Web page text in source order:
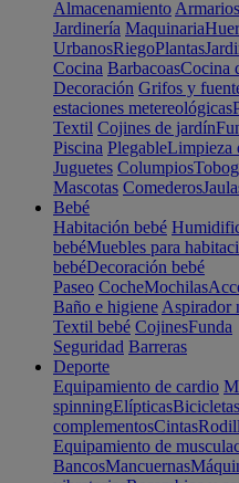
Almacenamiento Armarios
Jardinería Maquinaria
UrbanosRiegoPlantas
Cocina BarbacoasCocina
Decoración Grifos y
estaciones metereológicas
Textil Cojines de jardín
Piscina PlegableLimpieza
Juguetes Columpios
Mascotas Comederos
Bebé
Habitación bebé
bebéMuebles para
bebéDecoración bebé
Paseo CocheMochilas
Baño e higiene Aspirador
Textil bebé CojinesFunda
Seguridad Barreras
Deporte
Equipamiento de cardio
spinningElípticas
complementosCintas
Equipamiento de
BancosMancuernas